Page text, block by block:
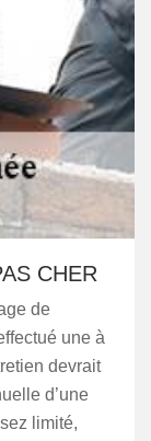
CHER
de
une à
devrait
d’une
limité,